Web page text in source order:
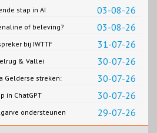
03-08-26
stap in AI
03-08-26
of beleving?
31-07-26
bij IWTTF
30-07-26
& Vallei
2026
30-07-26
Gelderse streken:
30-07-26
in ChatGPT
29-07-26
ondersteunen
topevenement